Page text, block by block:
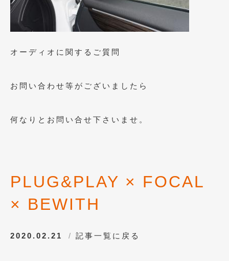
2013年8月 (9)
2013年6月(11)
2013年3月 (9)
2012年12月 (19)
2012年9月(25)
オーディオに関するご質問
お問い合わせ等がございましたら
何なりとお問い合せ下さいませ。
PLUG&PLAY × FOCAL
× BEWITH
2020.02.21 記事一覧に戻る